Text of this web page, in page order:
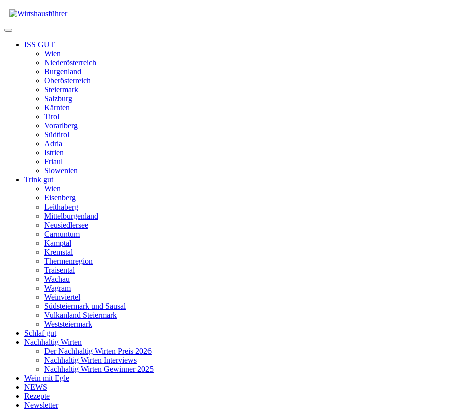
Zum
Inhalt
Menü
ISS GUT
Wien
Niederösterreich
Burgenland
Oberösterreich
Steiermark
Salzburg
Kärnten
Tirol
Vorarlberg
Südtirol
Adria
Istrien
Friaul
Slowenien
Trink gut
Wien
Eisenberg
Leithaberg
Mittelburgenland
Neusiedlersee
Carnuntum
Kamptal
Kremstal
Thermenregion
Traisental
Wachau
Wagram
Weinviertel
Südsteiermark und Sausal
Vulkanland Steiermark
Weststeiermark
Schlaf gut
Nachhaltig Wirten
Der Nachhaltig Wirten Preis 2026
Nachhaltig Wirten Interviews
Nachhaltig Wirten Gewinner 2025
Wein mit Egle
NEWS
Rezepte
Newsletter